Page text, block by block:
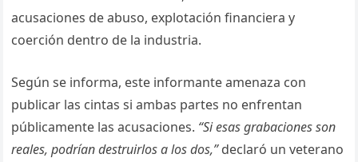
acusaciones de abuso, explotación financiera y
coerción dentro de la industria.
Según se informa, este informante amenaza con
publicar las cintas si ambas partes no enfrentan
públicamente las acusaciones. “Si esas grabaciones son
reales, podrían destruirlos a los dos,”declaró un veterano